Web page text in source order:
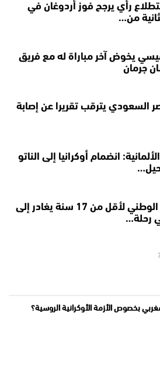
رأي يرجح فوز أردوغان في
من…
يخوض آخر مباراة له مع فريق
جرمان
السعودي يترقب تقريرا عن إصابة
انضمام أوكرانيا إلى الناتو
المنتخب الوطني لأقل من 17 سنة يغادر إلى
رحلة…
بخصوص الأزمة الأوكرانية الروسية؟